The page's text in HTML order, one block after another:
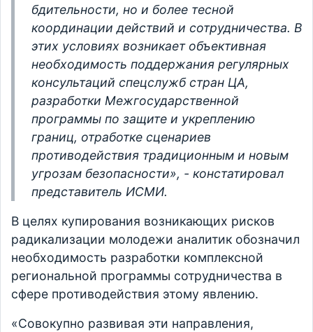
бдительности, но и более тесной
координации действий и сотрудничества. В
этих условиях возникает объективная
необходимость поддержания регулярных
консультаций спецслужб стран ЦА,
разработки Межгосударственной
программы по защите и укреплению
границ, отработке сценариев
противодействия традиционным и новым
угрозам безопасности», - констатировал
представитель ИСМИ.
В целях купирования возникающих рисков
радикализации молодежи аналитик обозначил
необходимость разработки комплексной
региональной программы сотрудничества в
сфере противодействия этому явлению.
«Совокупно развивая эти направления,